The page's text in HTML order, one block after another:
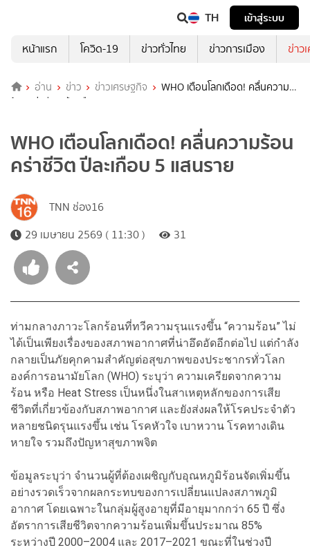
TH
เข้าสู่ระบบ
หน้าแรก
โควิด-19 ข่าวทั่วไทย ข่าวการเมือง ข่าว
อ่าน ข่าว ข่าวเศรษฐกิจ
WHO เตือนโลกเดือด! คลื่นความ
ร้อนคร่าชีวิต ปีละเกือบ 5 แสนราย
WHO เตือนโลกเดือด! คลื่นความร้อน
คร่าชีวิต ปีละเกือบ 5 แสนราย
TNN ช่อง16
29 เมษายน 2569 ( 11:30 )
31
ท่ามกลางภาวะโลกร้อนที่ทวีความรุนแรงขึ้น “ความร้อน” ไม่
ได้เป็นเพียงเรื่องของสภาพอากาศที่น่าอึดอัดอีกต่อไป แต่กำลัง
กลายเป็นภัยคุกคามสำคัญต่อสุขภาพของประชากรทั่วโลก
องค์การอนามัยโลก (WHO) ระบุว่า ความเครียดจากความ
ร้อน หรือ Heat Stress เป็นหนึ่งในสาเหตุหลักของการเสีย
ชีวิตที่เกี่ยวข้องกับสภาพอากาศ และยังส่งผลให้โรคประจำตัว
หลายชนิดรุนแรงขึ้น เช่น โรคหัวใจ เบาหวาน โรคทางเดิน
หายใจ รวมถึงปัญหาสุขภาพจิต
ข้อมูลระบุว่า จำนวนผู้ที่ต้องเผชิญกับอุณหภูมิร้อนจัดเพิ่มขึ้น
อย่างรวดเร็วจากผลกระทบของการเปลี่ยนแปลงสภาพภูมิ
อากาศ โดยเฉพาะในกลุ่มผู้สูงอายุที่มีอายุมากกว่า 65 ปี ซึ่ง
อัตราการเสียชีวิตจากความร้อนเพิ่มขึ้นประมาณ 85%
ระหว่างปี 2000–2004 และ 2017–2021 ขณะที่ในช่วงปี